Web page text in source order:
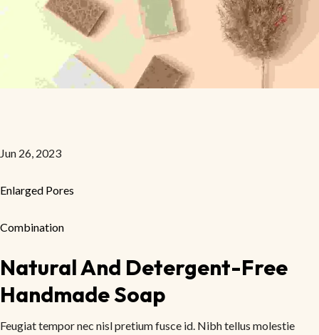
Jun 26, 2023
Enlarged Pores
Combination
Natural And Detergent-Free
Handmade Soap
Feugiat tempor nec nisl pretium fusce id. Nibh tellus molestie